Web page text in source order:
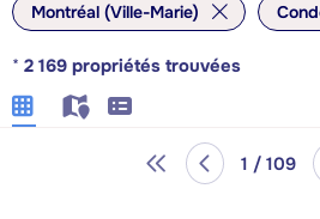
Montréal (Ville-Marie)
* 2 169 propriétés trouvées
1 / 109